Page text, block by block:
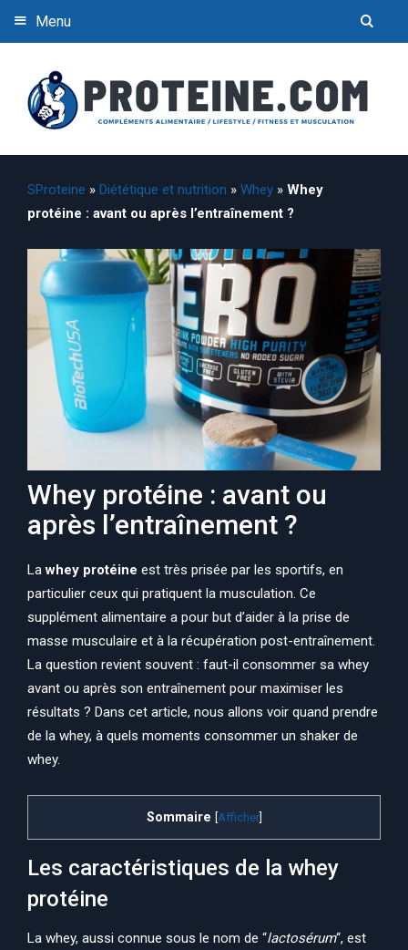
Menu
SProteine » Diététique et nutrition » Whey » Whey
protéine : avant ou après l’entraînement ?
Whey protéine : avant ou
après l’entraînement ?
Lawhey protéine est très prisée par les sportifs, en
particulier ceux qui pratiquent la musculation. Ce
supplément alimentaire a pour but d’aider à la prise de
masse musculaire et à la récupération post-entraînement.
La question revient souvent : faut-il consommer sa whey
avant ou après son entraînement pour maximiser les
résultats ? Dans cet article, nous allons voir quand prendre
de la whey, à quels moments consommer un shaker de
whey.
Sommaire [Afficher]
Les caractéristiques de la whey
protéine
La whey, aussi connue sous le nom de “lactosérum“, est